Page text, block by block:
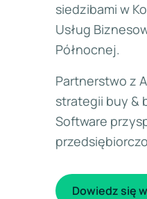
siedzibami w
Usług
Północnej.
Partnerstwo z
strategii buy &
Software
Dowiedz się